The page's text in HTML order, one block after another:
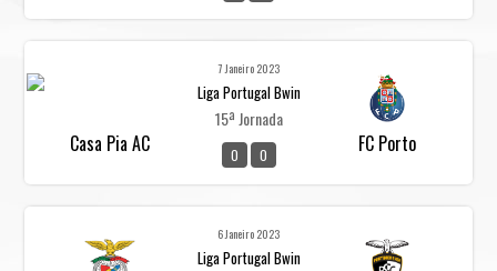
Casa Pia AC
7 Janeiro 2023
Liga Portugal Bwin
15ª Jornada
0 0 FC Porto
6 Janeiro 2023
Liga Portugal Bwin